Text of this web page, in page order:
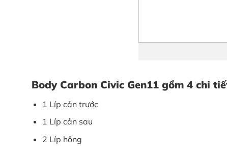
Body Carbon Civic Gen11 gồm 4 chi
1 Líp cản trước
1 Líp cản sau
2 Líp hông